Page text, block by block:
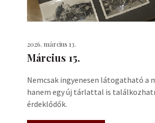
2026. március 13.
Március 15.
Nemcsak ingyenesen látogatható a
hanem egy új tárlattal is
érdeklődők.